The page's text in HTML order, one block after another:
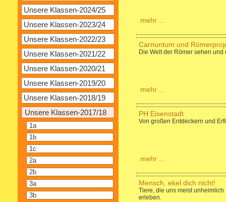
Unsere Klassen-2024/25
Unsere Klassen-2023/24
Unsere Klassen-2022/23
Unsere Klassen-2021/22
Unsere Klassen-2020/21
Unsere Klassen-2019/20
Unsere Klassen-2018/19
Unsere Klassen-2017/18
1a
1b
1c
2a
2b
3a
3b
mehr ...
Carnuntum und
Die Welt der Römer sehen und
mehr ...
PH Eisenstadt
Von großen Entdeckern und
mehr ...
Mensch, ekel dich nicht!
Tiere, die uns meist
erleben.